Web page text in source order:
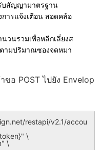
บสัญญามาตรฐาน
การแจ้งเตือน สอดคล้อ
นวนรวมเพื่อหลีกเลี่ยงส
ามปริมาณซองจดหมา
อ POST ไปยัง Envelop
restapi/v2.1/accou
\
\